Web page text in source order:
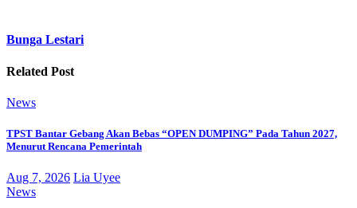
Bunga Lestari
Related Post
News
TPST Bantar Gebang Akan Bebas “OPEN DUMPING” Pada Tahun 2027,
Menurut Rencana Pemerintah
Aug 7, 2026 Lia Uyee
News